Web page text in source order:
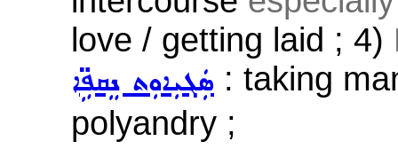
love / getting laid ; 4)
ܣܲܓܝܼܐܘܼܬ ܢܸܩܦܹ̈ܐ : taking
polyandry ;